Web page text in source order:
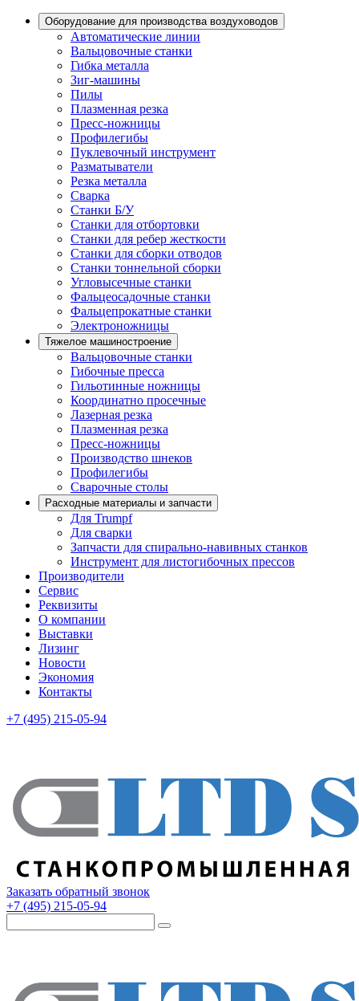
Оборудование для производства воздуховодов
Автоматические линии
Вальцовочные станки
Гибка металла
Зиг-машины
Пилы
Плазменная резка
Пресс-ножницы
Профилегибы
Пуклевочный инструмент
Разматыватели
Резка металла
Сварка
Станки Б/У
Станки для отбортовки
Станки для ребер жесткости
Станки для сборки отводов
Станки тоннельной сборки
Угловысечные станки
Фальцеосадочные станки
Фальцепрокатные станки
Электроножницы
Тяжелое машиностроение
Вальцовочные станки
Гибочные пресса
Гильотинные ножницы
Координатно просечные
Лазерная резка
Плазменная резка
Пресс-ножницы
Производство шнеков
Профилегибы
Сварочные столы
Расходные материалы и запчасти
Для Trumpf
Для сварки
Запчасти для спирально-навивных станков
Инструмент для листогибочных прессов
Производители
Сервис
Реквизиты
О компании
Выставки
Лизинг
Новости
Экономия
Контакты
+7 (495) 215-05-94
Заказать обратный звонок
+7 (495) 215-05-94